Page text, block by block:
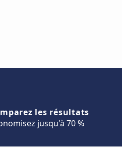
les résultats
jusqu'à 70 %